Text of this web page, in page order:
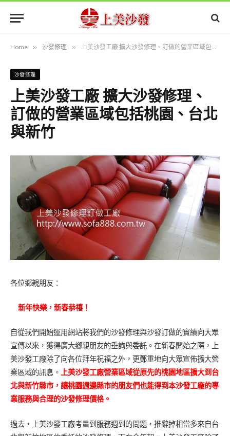
Home » 沙發修理 » 上美沙發工廠 擴大沙發修理、訂做的營業區域包括桃園、台北與新竹
沙發修理
上美沙發工廠 擴大沙發修理、
訂做的營業區域包括桃園、台北
與新竹
各位鄉親朋友：
新年快樂，新春恭禧！
自從我們開始運用網站將我們的沙發修理與沙發訂做的實績向大眾
宣傳以來，獲得廣大鄉親朋友的垂詢與委託。在新春開始之際，上
美沙發工廠除了向各位拜年祝福之外，更鄭重地向大眾宣佈擴大營
業區域的訊息。 上美沙發工廠營業區域從原先的桃園地區擴大到台
北與新竹縣市，讓桃園週邊縣市的朋友們也能得到本沙發工廠的專
業服務與合理的沙發修理價格。
過去，上美沙發工廠考量到服務週到的問題，推辭掉相當多來自台